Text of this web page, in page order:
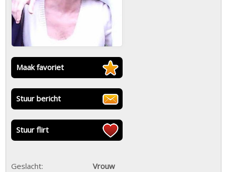
Maak favoriet
Stuur bericht
Stuur flirt
Geslacht:
Vrouw